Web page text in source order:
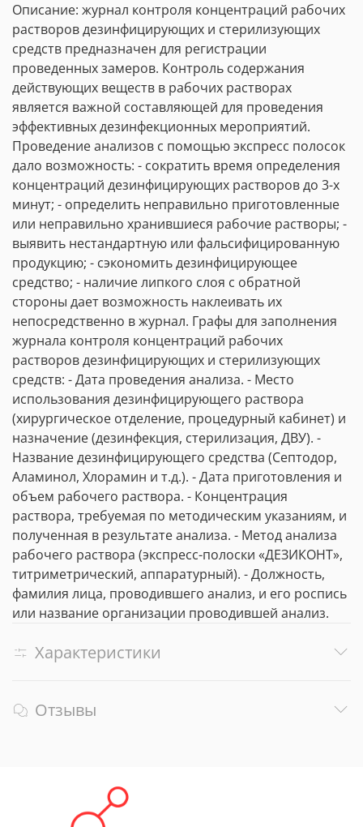
Описание: журнал контроля концентраций рабочих
растворов дезинфицирующих и стерилизующих
средств предназначен для регистрации
проведенных замеров. Контроль содержания
действующих веществ в рабочих растворах
является важной составляющей для проведения
эффективных дезинфекционных мероприятий.
Проведение анализов с помощью экспресс полосок
дало возможность: - сократить время определения
концентраций дезинфицирующих растворов до 3-х
минут; - определить неправильно приготовленные
или неправильно хранившиеся рабочие растворы; -
выявить нестандартную или фальсифицированную
продукцию; - сэкономить дезинфицирующее
средство; - наличие липкого слоя с обратной
стороны дает возможность наклеивать их
непосредственно в журнал. Графы для заполнения
журнала контроля концентраций рабочих
растворов дезинфицирующих и стерилизующих
средств: - Дата проведения анализа. - Место
использования дезинфицирующего раствора
(хирургическое отделение, процедурный кабинет) и
назначение (дезинфекция, стерилизация, ДВУ). -
Название дезинфицирующего средства (Септодор,
Аламинол, Хлорамин и т.д.). - Дата приготовления и
объем рабочего раствора. - Концентрация
раствора, требуемая по методическим указаниям, и
полученная в результате анализа. - Метод анализа
рабочего раствора (экспресс-полоски «ДЕЗИКОНТ»,
титриметрический, аппаратурный). - Должность,
фамилия лица, проводившего анализ, и его роспись
или название организации проводившей анализ.
Характеристики
Отзывы